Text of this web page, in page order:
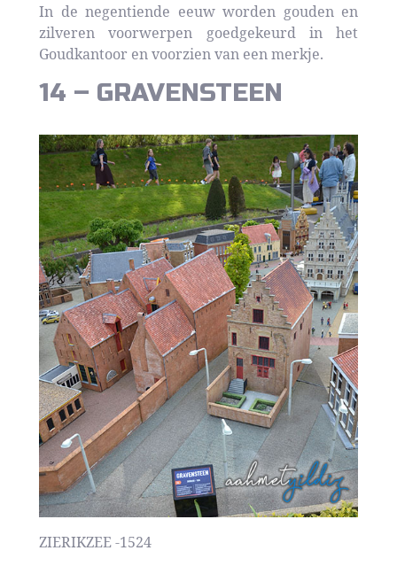
In de negentiende eeuw worden gouden en
zilveren voorwerpen goedgekeurd in het
Goudkantoor en voorzien van een merkje.
14 – GRAVENSTEEN
ZIERIKZEE -1524